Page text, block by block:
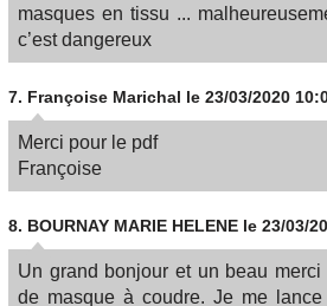
masques en tissu ...
c’est dangereux
7. Françoise Marichal le 23/03/2020
Merci pour le pdf
Françoise
8. BOURNAY MARIE HELENE le 23/03/
Un grand bonjour et un beau
de masque à coudre. Je me